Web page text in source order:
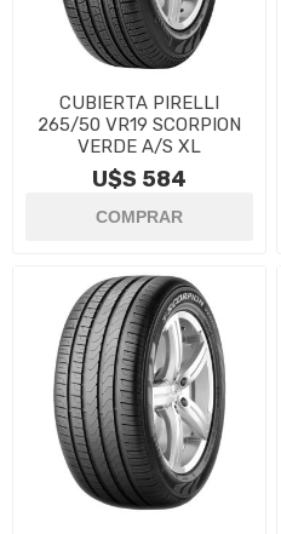
CUBIERTA PIRELLI
265/50 VR19 SCORPION
VERDE A/S XL
U$S 584